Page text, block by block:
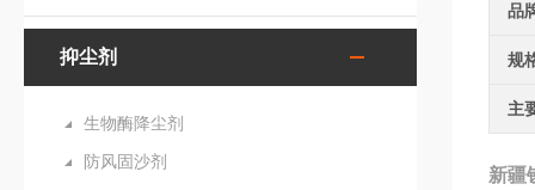
抑尘剂
生物酶降尘剂
防风固沙剂
品
规
主
新疆